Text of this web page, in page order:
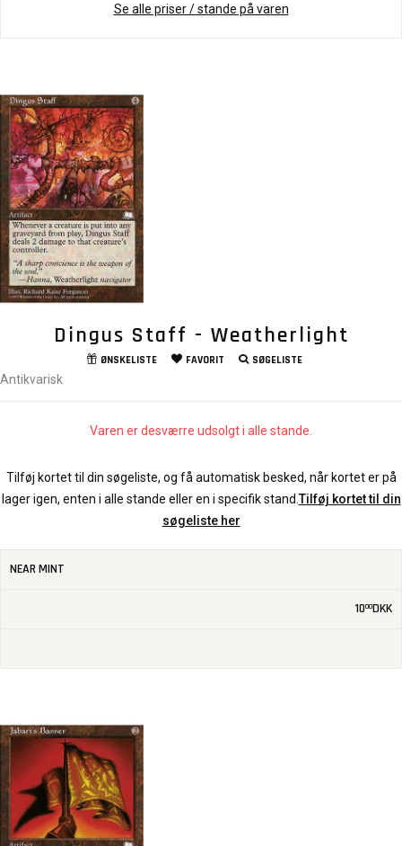
Se alle priser / stande på varen
Dingus Staff - Weatherlight
ØNSKELISTE FAVORIT SØGELISTE
Antikvarisk
Varen er desværre udsolgt i alle stande.
Tilføj kortet til din søgeliste, og få automatisk besked, når kortet er på
lager igen, enten i alle stande eller en i specifik stand. Tilføj kortet til din
søgeliste her
NEAR MINT
1000DKK